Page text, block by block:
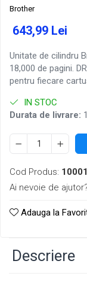
Brother
643,99 Lei
Unitate de cilindru
18,000 de pagini.
pentru fiecare
IN STOC
Durata de livrare: 1
Cod Produs:
Ai nevoie de
Adauga la
Descriere